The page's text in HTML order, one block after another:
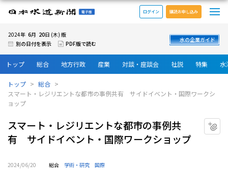
日本水道新聞 電子版
ログイン 購読お申し込み
2024年 6月 20日 (木) 版
別の日付を表示
PDF版で読む
水の企業ガイド
トップ 総合 地方行政 産業 対談・座談会 社説 特集 水
トップ
総合
スマート・レジリエントな都市の事例共有 サイドイベント・国際ワークシ
ョップ
スマート・レジリエントな都市の事例共
有 サイドイベント・国際ワークショップ
2024/06/20 総合 学術・研究 国際